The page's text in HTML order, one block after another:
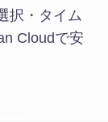
択・タイム
Cloudで安